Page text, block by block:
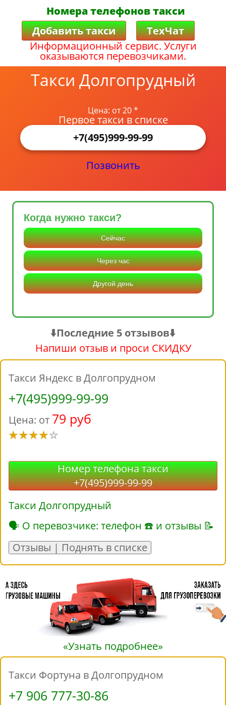
Номера телефонов такси
Добавить такси
ТехЧат
Информационный сервис. Услуги
оказываются перевозчиками.
Такси Долгопрудный
Цена: от 20 *
Первое такси в списке
+7(495)999-99-99
Позвонить
Когда нужно такси?
Сейчас
Через час
Другой день
⬇️Последние 5 отзывов⬇️
Напиши отзыв и проси СКИДКУ
Такси Яндекс в Долгопрудном
+7(495)999-99-99
Цена: от 79 руб
Номер телефона такси
+7(495)999-99-99
Такси Долгопрудный
🗣 О перевозчике: телефон ☎ и отзывы 📝
Отзывы | Поднять в списке
«Узнать подробнее»
Такси Фортуна в Долгопрудном
+7 906 777-30-86